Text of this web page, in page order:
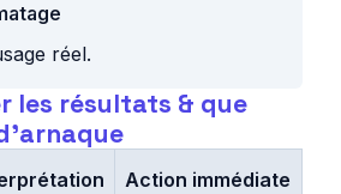
réel.
les résultats & que
Action immédiate